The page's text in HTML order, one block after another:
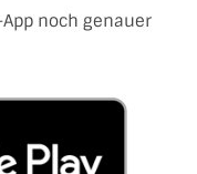
noch genauer